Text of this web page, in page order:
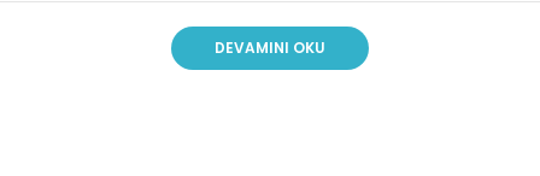
DEVAMINI OKU